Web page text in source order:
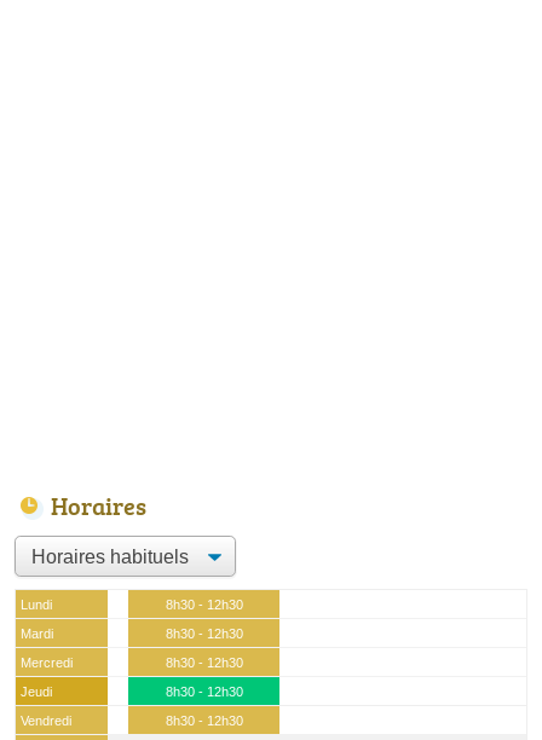
Horaires
Lundi
8h30 - 12h30
Mardi
8h30 - 12h30
Mercredi
8h30 - 12h30
Jeudi
8h30 - 12h30
Vendredi
8h30 - 12h30